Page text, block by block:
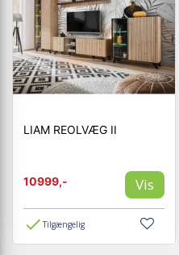
LIAM REOLVÆG II
10999,- Vis
Tilgængelig